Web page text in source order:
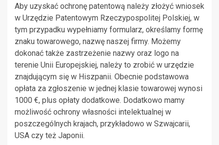
Aby uzyskać ochronę patentową należy złożyć wniosek
w Urzędzie Patentowym Rzeczypospolitej Polskiej, w
tym przypadku wypełniamy formularz, określamy formę
znaku towarowego, nazwę naszej firmy. Możemy
dokonać także zastrzeżenie nazwy oraz logo na
terenie Unii Europejskiej, należy to zrobić w urzędzie
znajdującym się w Hiszpanii. Obecnie podstawowa
opłata za zgłoszenie w jednej klasie towarowej wynosi
1000 €, plus opłaty dodatkowe. Dodatkowo mamy
możliwość ochrony własności intelektualnej w
poszczególnych krajach, przykładowo w Szwajcarii,
USA czy też Japonii.